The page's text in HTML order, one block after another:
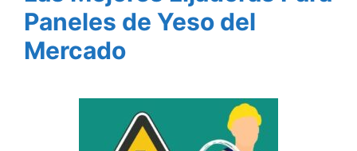
Paneles de Yeso del
Mercado